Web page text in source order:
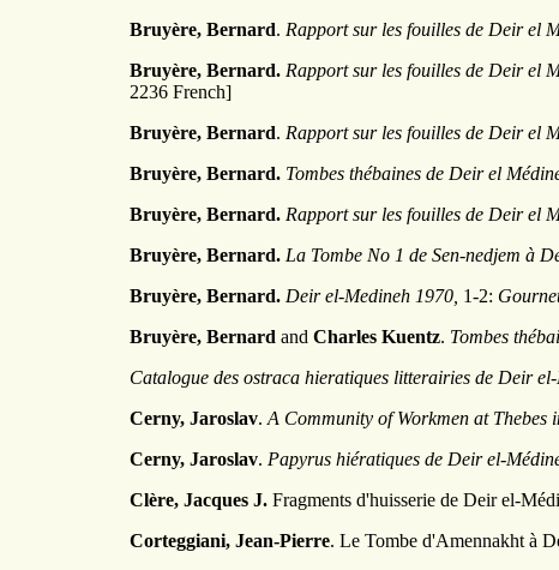
Bruyère, Bernard. Rapport sur les fouilles de Deir el
Bruyère, Bernard. Rapport sur les fouilles de Deir el
2236 French]
Bruyère, Bernard. Rapport sur les fouilles de Deir el
Bruyère, Bernard. Tombes thébaines de Deir el
Bruyère, Bernard. Rapport sur les fouilles de Deir el
Bruyère, Bernard. La Tombe No 1 de Sen-nedjem à
Bruyère, Bernard. Deir el-Medineh 1970, 1-2:
Bruyère, Bernard and Charles Kuentz. Tombes
Catalogue des ostraca hieratiques litterairies de Deir
Cerny, Jaroslav. A Community of Workmen at Thebes
Cerny, Jaroslav. Papyrus hiératiques de Deir el-
Clère, Jacques J. Fragments d'huisserie de Deir el-
Corteggiani, Jean-Pierre. Le Tombe d'Amennakht à